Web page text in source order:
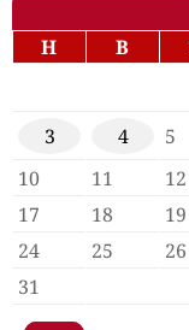
H B
3
4 5
10
11 12
17
18 19
24
25 26
31